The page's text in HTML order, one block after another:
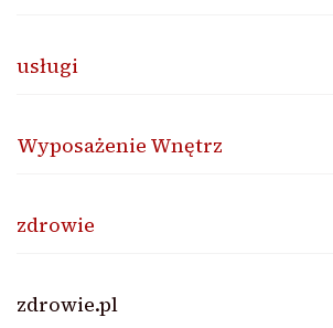
usługi
Wyposażenie Wnętrz
zdrowie
zdrowie.pl